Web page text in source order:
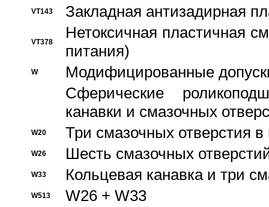
VT143 Закладная антизадирная
VT378
Нетоксичная пластичная
питания)
W
Модифицированные
Сферические
канавки и смазочных
W20 Три смазочных отверстия
W26 Шесть смазочных
W33 Кольцевая канавка и три
W513 W26 + W33